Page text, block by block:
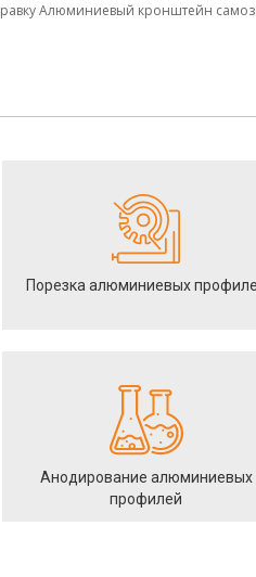
Алюминиевый кронштейн
Порезка алюминиевых
Анодирование алюминиевых
профилей